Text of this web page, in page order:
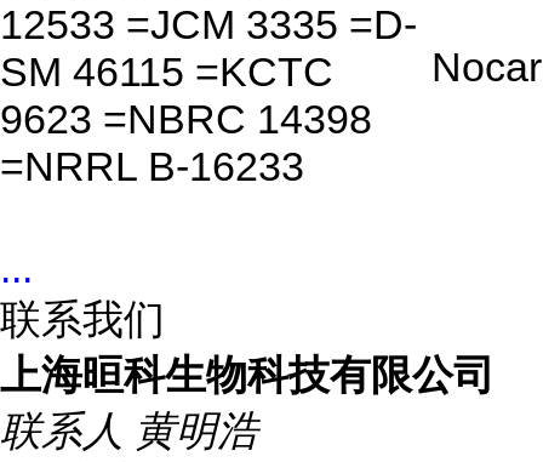
12533 =JCM 3335 =D-
SM 46115 =KCTC
9623 =NBRC 14398
=NRRL B-16233
...
联系我们
上海晅科生物科技有限公司
联系人 黄明浩